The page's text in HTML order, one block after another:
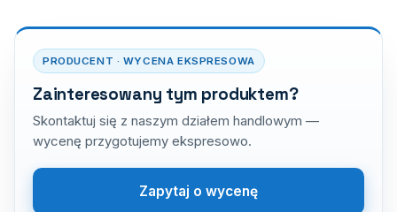
PRODUCENT · WYCENA EKSPRESOWA
Zainteresowany tym produktem?
Skontaktuj się z naszym działem handlowym —
wycenę przygotujemy ekspresowo.
Zapytaj o wycenę